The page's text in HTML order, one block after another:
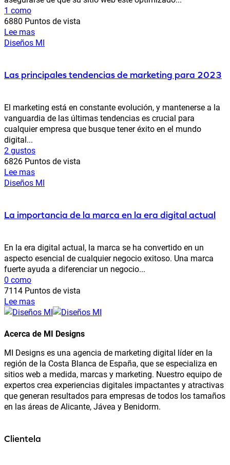
1 como
6880 Puntos de vista
Lee mas
Diseños MI
Las principales tendencias de marketing para 2023
El marketing está en constante evolución, y mantenerse a la
vanguardia de las últimas tendencias es crucial para
cualquier empresa que busque tener éxito en el mundo
digital...
2 gustos
6826 Puntos de vista
Lee mas
Diseños MI
La importancia de la marca en la era digital actual
En la era digital actual, la marca se ha convertido en un
aspecto esencial de cualquier negocio exitoso. Una marca
fuerte ayuda a diferenciar un negocio...
0 como
7114 Puntos de vista
Lee mas
Acerca de MI Designs
MI Designs es una agencia de marketing digital líder en la
región de la Costa Blanca de España, que se especializa en
sitios web a medida, marcas y marketing. Nuestro equipo de
expertos crea experiencias digitales impactantes y atractivas
que generan resultados para empresas de todos los tamaños
en las áreas de Alicante, Jávea y Benidorm.
Clientela